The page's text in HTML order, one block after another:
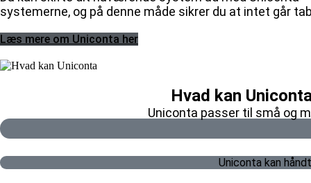
systemerne, og på denne måde sikrer du at intet går
Læs mere om Uniconta her
Hvad kan
Uniconta passer til små og
Uniconta kan